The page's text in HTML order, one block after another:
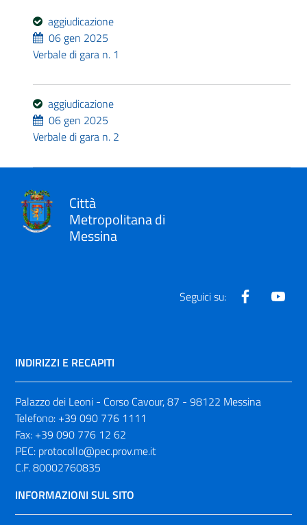
aggiudicazione
06 gen 2025
Verbale di gara n. 1
aggiudicazione
06 gen 2025
Verbale di gara n. 2
Città
Metropolitana di
Messina
Seguici su: Facebook
INDIRIZZI E RECAPITI
Palazzo dei Leoni - Corso Cavour, 87 - 98122 Messina
Telefono: +39 090 776 1111
Fax: +39 090 776 12 62
PEC: protocollo@pec.prov.me.it
C.F. 80002760835
INFORMAZIONI SUL SITO